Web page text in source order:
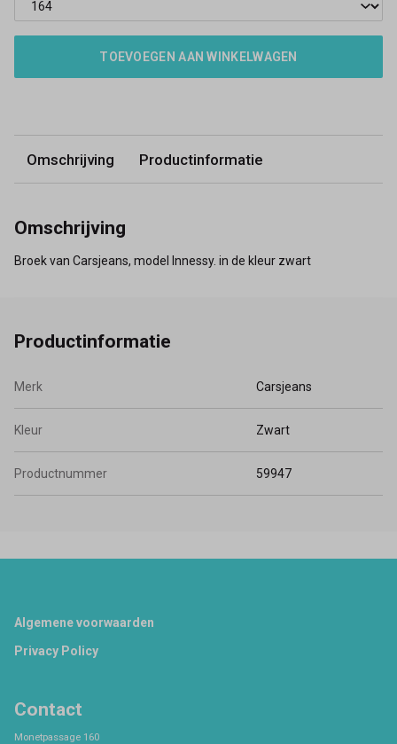
TOEVOEGEN AAN WINKELWAGEN
Omschrijving Productinformatie
Omschrijving
Broek van Carsjeans, model Innessy. in de kleur zwart
Productinformatie
Merk Carsjeans
Kleur Zwart
Productnummer 59947
Footer
Algemene voorwaarden
Privacy Policy
Contact
Monetpassage 160